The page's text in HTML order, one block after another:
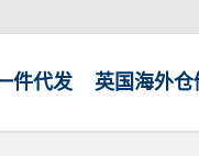
件代发 英国海外仓